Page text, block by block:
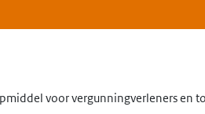
voor vergunningverleners